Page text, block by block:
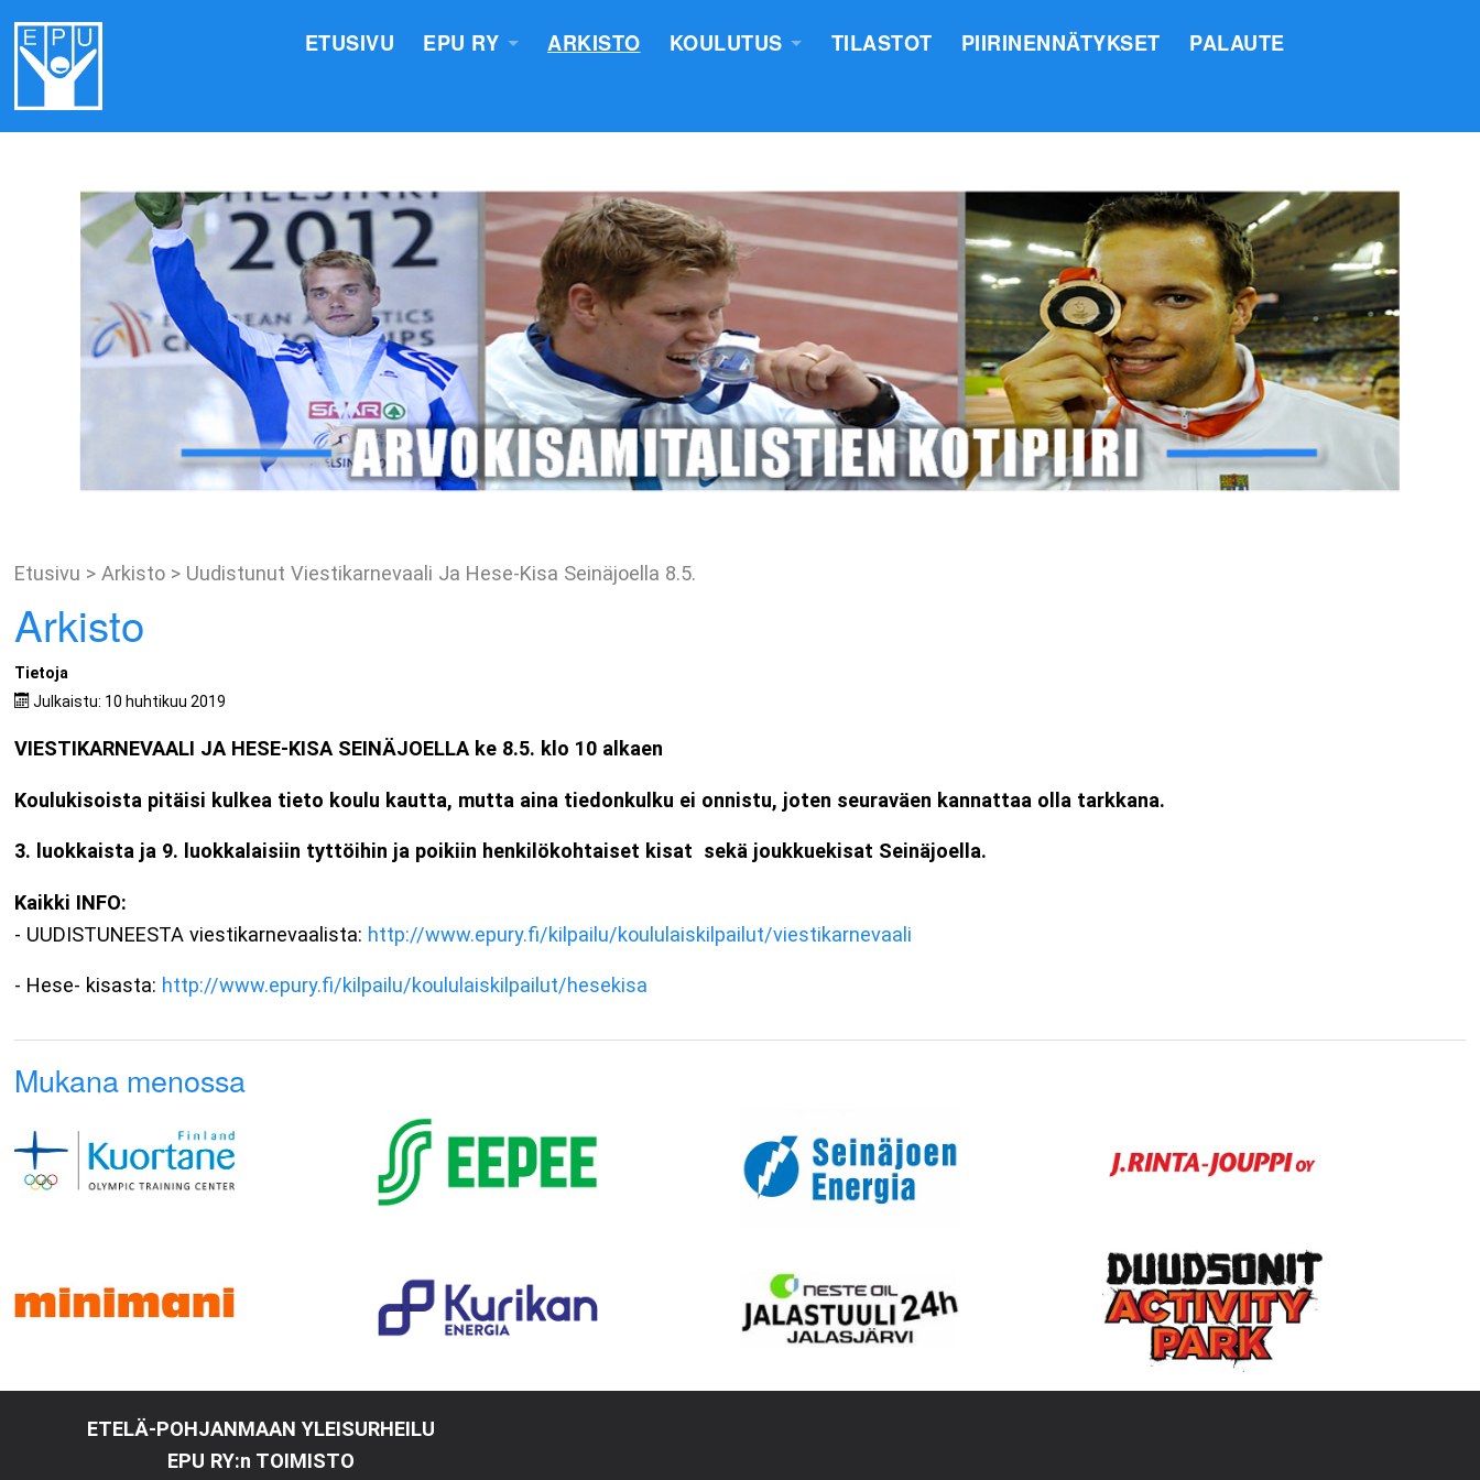
ETUSIVU
EPU RY
VALIOKUNNAT JA TIIMIT
TOIMINTASUUNNITELMA
ARVOMERKKIEN ANOMINEN
EPU:N SÄÄNNÖT
SUOMI100V - EPN YU
TOIMINTAKERTOMUKSET
EPU:N PÖYTÄSTANDAARIN SAANEET
KIRJAUTUMINEN
ARKISTO
KOULUTUS
LASTEN VALMENTAJATUTKINTO
LÄHETTÄJÄKOULUTUS
VALMENTAJAKOULUTUS
PIIRILEIRITYS
TILASTOT PIIRINENNÄTYKSET PALAUTE
Etusivu > Arkisto > Uudistunut Viestikarnevaali Ja Hese-Kisa Seinäjoella 8.5.
Arkisto
Tietoja
Julkaistu: 10 huhtikuu 2019
VIESTIKARNEVAALI JA HESE-KISA SEINÄJOELLA ke 8.5. klo 10 alkaen
Koulukisoista pitäisi kulkea tieto koulu kautta, mutta aina tiedonkulku ei onnistu, joten seuraväen kannattaa olla tarkkana.
3. luokkaista ja 9. luokkalaisiin tyttöihin ja poikiin henkilökohtaiset kisat sekä joukkuekisat Seinäjoella.
Kaikki INFO:
- UUDISTUNEESTA viestikarnevaalista: http://www.epury.fi/kilpailu/koululaiskilpailut/viestikarnevaali
- Hese- kisasta: http://www.epury.fi/kilpailu/koululaiskilpailut/hesekisa
Mukana menossa
ETELÄ-POHJANMAAN YLEISURHEILU
EPU RY:n TOIMISTO